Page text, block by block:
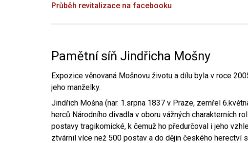
Průběh revitalizace na facebooku
Pamětní síň Jindřicha Mošny
Expozice věnovaná Mošnovu životu a dílu byla v roce
jeho manželky.
Jindřich Mošna (nar. 1.srpna 1837 v Praze, zemřel
herců Národního divadla v oboru vážných charakterních
postavy tragikomické, k čemuž ho předurčoval i jeho
ztvárnil více než 500 postav a do dějin českého herectví